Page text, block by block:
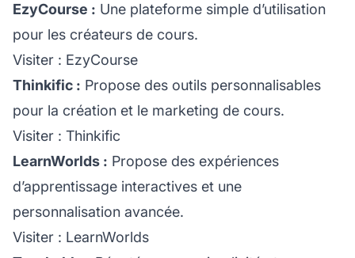
EzyCourse : Une plateforme simple d’utilisation
pour les créateurs de cours.
Visiter : EzyCourse
Thinkific : Propose des outils personnalisables
pour la création et le marketing de cours.
Visiter : Thinkific
LearnWorlds : Propose des expériences
d’apprentissage interactives et une
personnalisation avancée.
Visiter : LearnWorlds